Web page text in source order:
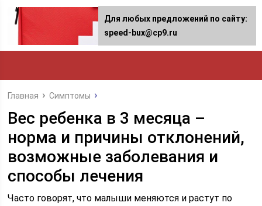
Главная Симптомы
Вес ребенка в 3 месяца –
норма и причины отклонений,
возможные заболевания и
способы лечения
Часто говорят, что малыши меняются и растут по
Для любых предложений по сайту:
speed-bux@cp9.ru